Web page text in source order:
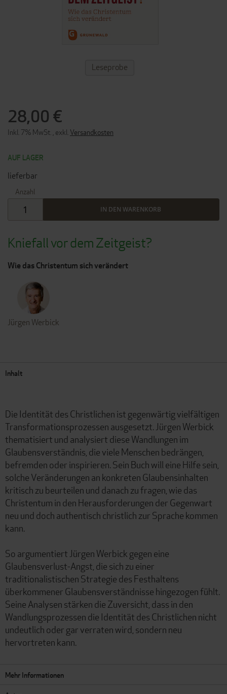
Kniefall vor dem Zeitgeist?
Wie das Christentum sich verändert
Jürgen Werbick
28,00 €
Inkl. 7% MwSt. exkl. Versandkosten
AUF LAGER
lieferbar
Anzahl
IN DEN WARENKORB
ZUM
ANFANG
Leseprobe
Inhalt
Die Identität des Christlichen ist gegenwärtig vielfältigen
Transformationsprozessen ausgesetzt. Jürgen Werbick
thematisiert und analysiert diese Wandlungen im
Glaubensverständnis, die viele Menschen bedrängen,
befremden oder inspirieren. Sein Buch will eine Hilfe sein,
solche Veränderungen an konkreten Glaubensinhalten
kritisch zu beurteilen und danach zu fragen, wie das
Christentum in den Herausforderungen der Gegenwart
neu und doch authentisch christlich zur Sprache kommen
kann.
So argumentiert Jürgen Werbick gegen eine
Glaubensverlust-Angst, die sich zu einer
traditionalistischen Strategie des Festhaltens
überkommener Glaubensverständnisse hingezogen fühlt.
Seine Analysen stärken die Zuversicht, dass in den
Wandlungsprozessen die Identität des Christlichen nicht
undeutlich oder gar verraten wird, sondern neu
hervortreten kann.
Mehr Informationen